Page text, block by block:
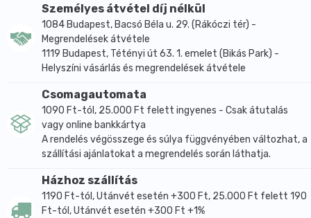
- Egyedülállóan fehérít.
- Megvéd a fogszuvasodástól.
- Megnyugtatja a fogínyt.
A Dr Organic extra fehérítő fogkrém aktív szénnel
Bioaktív, természetes, bio összetevői:
- Aloe Vera
- Aktív szén
- Vadgesztenye: Természetes fogíny védő hatású
- Izlandi zuzmó: Természetes fehéríti a fogakat
- Mentol: Természetes frissítő ízt biztosít
- Kova (szilícium-dioxid)
Személyes átvétel díj nélkül
1084 Budapest, Bacsó Béla u. 29. (Rákóczi tér) -
Megrendelések átvétele
1119 Budapest, Tétényi út 63. 1. emelet (Bikás Park) -
Helyszíni vásárlás és megrendelések átvétele
Csomagautomata
1090 Ft-tól, 25.000 Ft felett ingyenes - Csak átutalás
vagy online bankkártya
A rendelés végösszege és súlya függvényében változhat, a
szállítási ajánlatokat a megrendelés során láthatja.
Házhoz szállítás
1190 Ft-tól, Utánvét esetén +300 Ft, 25.000 Ft felett 190
Ft-tól, Utánvét esetén +300 Ft +1%